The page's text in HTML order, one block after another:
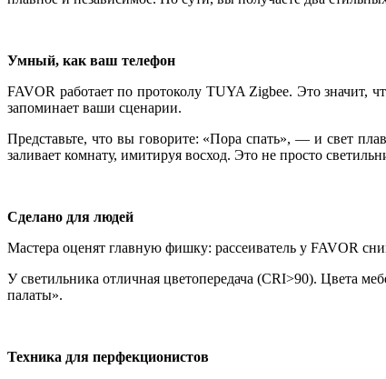
Умный, как ваш телефон
FAVOR работает по протоколу TUYA Zigbee. Это значит,
запоминает ваши сценарии.
Представьте, что вы говорите: «Пора спать», — и свет
заливает комнату, имитируя восход. Это не просто
Сделано для людей
Мастера оценят главную фишку: рассеиватель у FAVOR
У светильника отличная цветопередача (CRI>90). Цвета
палаты».
Техника для перфекционистов